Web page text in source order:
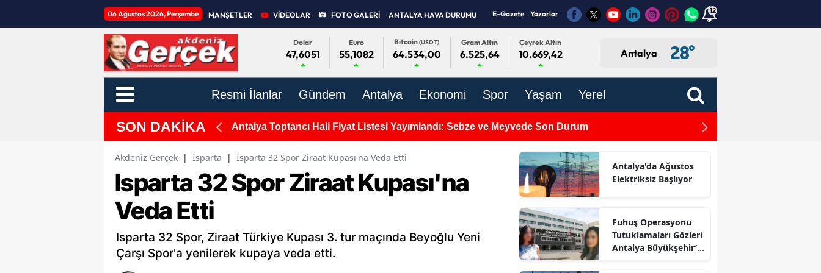
06 Ağustos 2026, Perşembe MANŞETLER VİDEOLAR FOTO GALERİ ANTALYA HAVA DURUMU E-Gazete Yazarlar 12
Dolar
47,6051
Euro
55,1082
Bitcoin(USDT)
64.534,00
Gram Altın
6.525,64
Çeyrek Altın
10.669,42 Antalya 28°
Resmi İlanlar Gündem Antalya Ekonomi Spor Yaşam Yerel
SON DAKİKA
ve Meyvede Son Durum TBMM'de Kabul Edildi: Gazi ve Şehit Yakınlarının Haklarında Yeni Dönem! Eğitim-İş Genel Başkanı
Akdeniz Gerçek | Isparta | Isparta 32 Spor Ziraat Kupası'na Veda Etti
Isparta 32 Spor Ziraat Kupası'na
Veda Etti
Isparta 32 Spor, Ziraat Türkiye Kupası 3. tur maçında Beyoğlu Yeni
Çarşı Spor'a yenilerek kupaya veda etti.
Antalya'da Ağustos
Elektriksiz Başlıyor
Fuhuş Operasyonu
Tutuklamaları Gözleri
Antalya Büyükşehir’e